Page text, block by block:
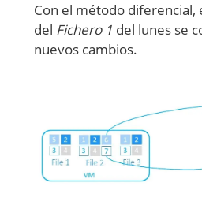
Con el método
del Fichero 1 del lunes se
nuevos cambios.